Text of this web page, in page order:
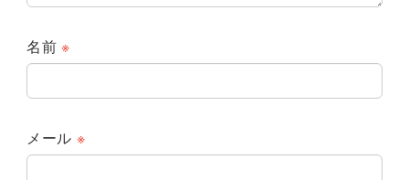
名前※
メール ※